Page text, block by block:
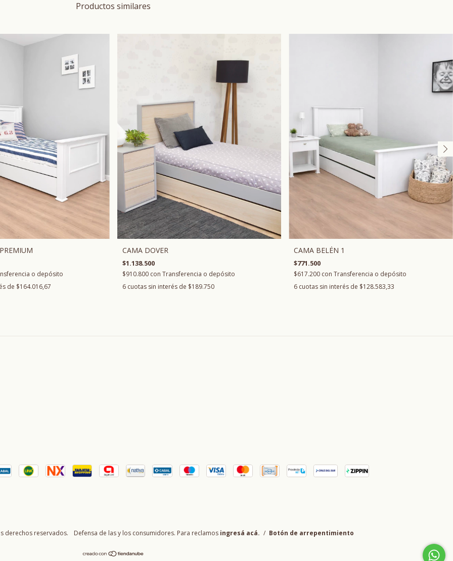
Productos similares
o depósito
de $164.016,67
CAMA DOVER
$1.138.500
$910.800 con Transferencia o depósito
6 cuotas sin interés de $189.750
CAMA BELÉN 1
$771.500
$617.200 con Transferencia o depósito
6 cuotas sin interés de $128.583,33
derechos reservados. Defensa de las y los consumidores. Para reclamos ingresá acá. / Botón de arrepentimiento